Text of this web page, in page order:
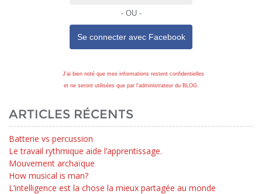
- OU -
Se connecter avec Facebook
J'ai bien noté que mes informations restent confidentielles
et ne seront utilisées que par l'administrateur du BLOG.
ARTICLES RÉCENTS
Batterie vs percussion
Le travail rythmique aide l’apprentissage.
Mouvement archaïque
How musical is man?
L’intelligence est la chose la mieux partagée au monde